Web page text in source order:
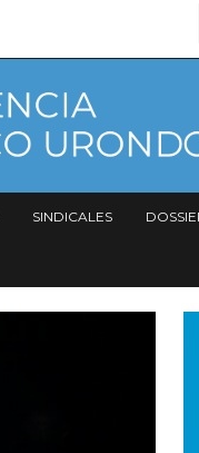
SINDICALES